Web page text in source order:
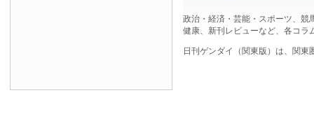
政治・経済・芸能・スポーツ、競
健康、新刊レビューなど、各コラ
日刊ゲンダイ（関東版）は、関